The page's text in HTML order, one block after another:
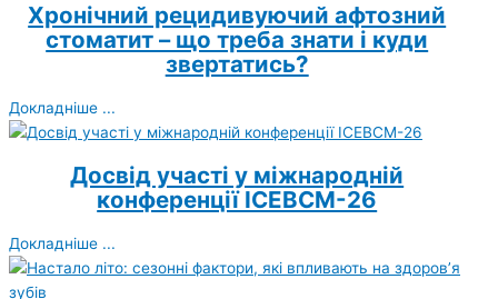
Хронічний рецидивуючий афтозний
стоматит – що треба знати і куди
звертатись?
Докладніше ...
Досвід участі у міжнародній
конференції ICEBCM-26
Докладніше ...